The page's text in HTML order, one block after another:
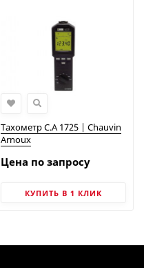
Тахометр C.A 1725 | Chauvin
Arnoux
Цена по запросу
КУПИТЬ В 1 КЛИК